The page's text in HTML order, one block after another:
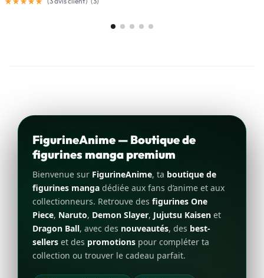
FigurineAnime — Boutique de
figurines manga premium
Bienvenue sur FigurineAnime, ta boutique de
figurines manga dédiée aux fans d’anime et aux
collectionneurs. Retrouve des figurines One
Piece, Naruto, Demon Slayer, Jujutsu Kaisen et
Dragon Ball, avec des nouveautés, des best-
sellers et des promotions pour compléter ta
collection ou trouver le cadeau parfait.